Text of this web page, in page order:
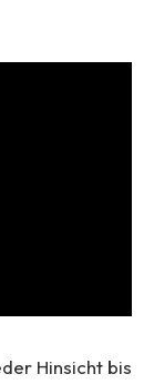
Hinsicht bis